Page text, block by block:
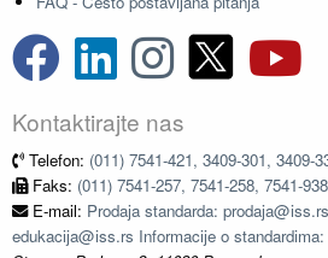
Kontaktirajte nas
Telefon: (011) 7541-421, 3409-301, 3409-
Faks: (011) 7541-257, 7541-258, 7541-938
E-mail: Prodaja standarda:
edukacija@iss.rs Informacije o